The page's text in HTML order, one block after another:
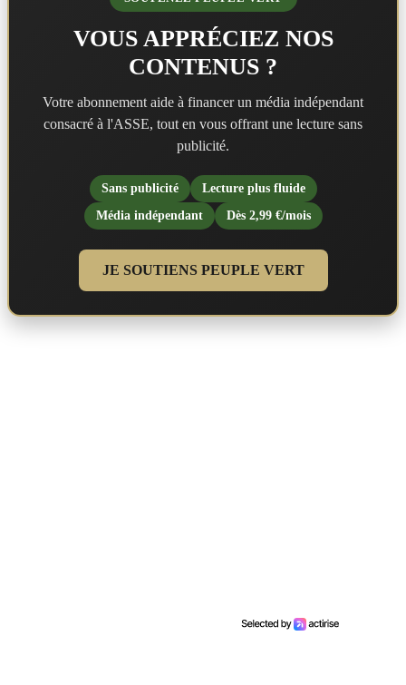
VOUS APPRÉCIEZ NOS
CONTENUS ?
Votre abonnement aide à financer un média indépendant
consacré à l'ASSE, tout en vous offrant une lecture sans
publicité.
Sans publicité
Lecture plus fluide
Média indépendant
Dès 2,99 €/mois
JE SOUTIENS PEUPLE VERT